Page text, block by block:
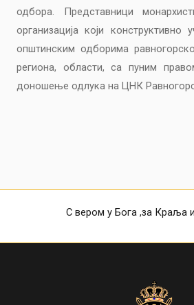
одбора. Представници
организација који конструктивно
општинским одборима
региона, области, са пуним
доношење одлука на ЦНК
С вером у Бога ,за Краља